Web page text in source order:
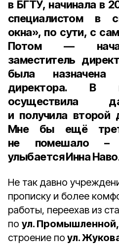
в БГТУ, начинала в
специалистом в
окна», по сути, с
Потом —
заместитель
была
директора. В
осуществила
и получила второй
Мне бы ещё
не помешало –
улыбается Инна
Не так давно
прописку и более
работы, переехав из
по ул.
строение по ул.